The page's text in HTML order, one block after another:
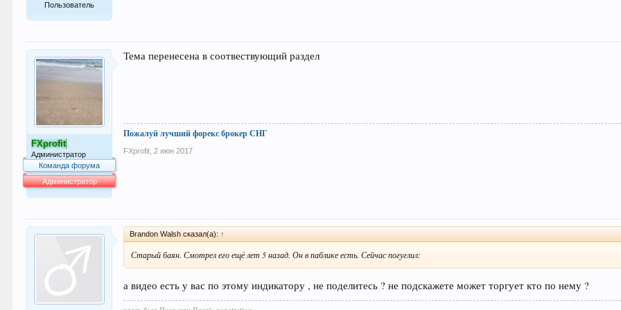
Пользователь
FXprofit
Администратор
Команда форума
Администратор
Тема перенесена в соотвествующий раздел
Пожалуй лучший форекс брокер СНГ
FXprofit 2 июн 2017
Brandon Walsh сказал(а): ↑
Старый баян. Смотрел его ещё лет 5 назад. Он в паблике есть. Сейчас погуглил:
а видео есть у вас по этому индикатору , не поделитесь ? не подскажете может торгует кто по нему ?